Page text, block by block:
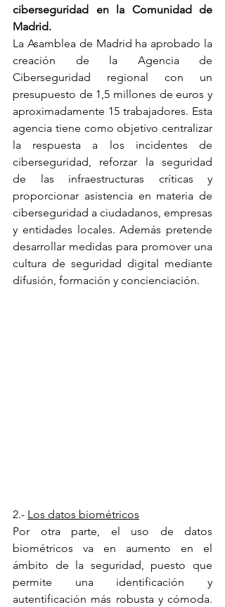
ciberseguridad en la Comunidad de
Madrid.
La Asamblea de Madrid ha aprobado la
creación de la Agencia de
Ciberseguridad regional con un
presupuesto de 1,5 millones de euros y
aproximadamente 15 trabajadores. Esta
agencia tiene como objetivo centralizar
la respuesta a los incidentes de
ciberseguridad, reforzar la seguridad
de las infraestructuras críticas y
proporcionar asistencia en materia de
ciberseguridad a ciudadanos, empresas
y entidades locales. Además pretende
desarrollar medidas para promover una
cultura de seguridad digital mediante
difusión, formación y concienciación.
2.- Los datos biométricos
Por otra parte, el uso de datos
biométricos va en aumento en el
ámbito de la seguridad, puesto que
permite una identificación y
autentificación más robusta y cómoda.